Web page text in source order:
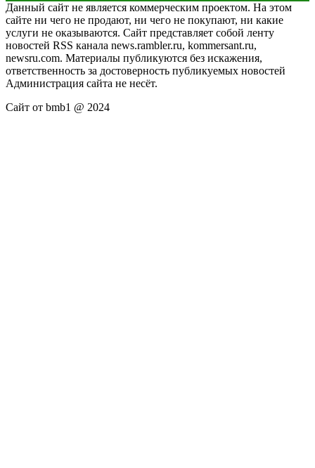
Данный сайт не является коммерческим проектом. На этом
сайте ни чего не продают, ни чего не покупают, ни какие
услуги не оказываются. Сайт представляет собой ленту
новостей RSS канала news.rambler.ru, kommersant.ru,
newsru.com. Материалы публикуются без искажения,
ответственность за достоверность публикуемых новостей
Администрация сайта не несёт.
Сайт от bmb1 @ 2024